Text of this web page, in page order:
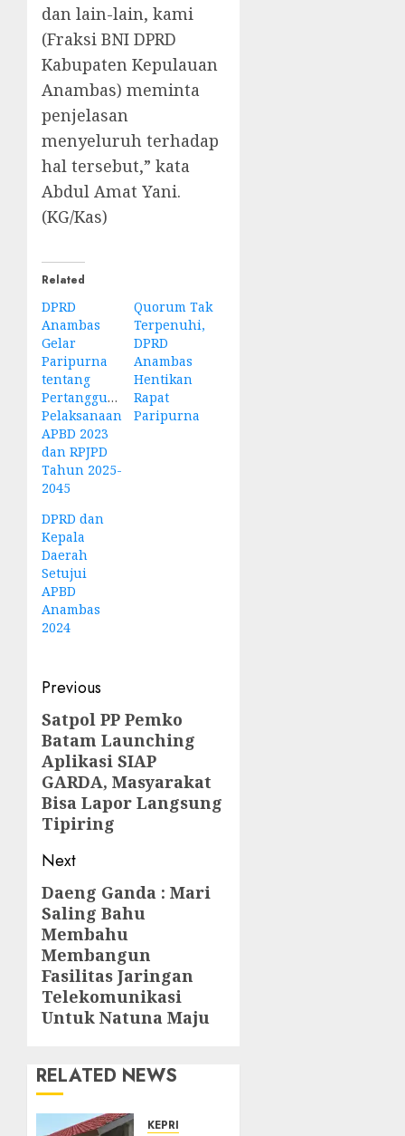
dan lain-lain, kami
(Fraksi BNI DPRD
Kabupaten Kepulauan
Anambas) meminta
penjelasan
menyeluruh terhadap
hal tersebut,” kata
Abdul Amat Yani.
(KG/Kas)
Related
DPRD
Anambas
Gelar
Paripurna
tentang
Pertanggungjawaban
Pelaksanaan
APBD 2023
dan RPJPD
Tahun 2025-
2045
Quorum Tak
Terpenuhi,
DPRD
Anambas
Hentikan
Rapat
Paripurna
DPRD dan
Kepala
Daerah
Setujui
APBD
Anambas
2024
Post
navigation
Previous
Previous
post:
Satpol PP Pemko
Batam Launching
Aplikasi SIAP
GARDA, Masyarakat
Bisa Lapor Langsung
Tipiring
Next
Next
post:
Daeng Ganda : Mari
Saling Bahu
Membahu
Membangun
Fasilitas Jaringan
Telekomunikasi
Untuk Natuna Maju
RELATED NEWS
KEPRI